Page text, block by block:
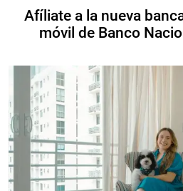
Afíliate a la nueva
móvil de Banco